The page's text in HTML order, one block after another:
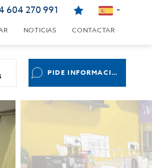
604 270 991
NOTICIAS CONTACTAR
PIDE INFORMACIÓN